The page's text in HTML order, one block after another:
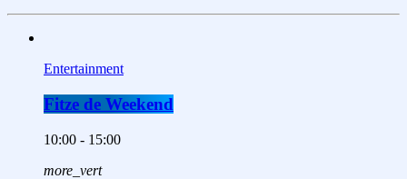
Entertainment
Fitze de Weekend
10:00 - 15:00
more_vert